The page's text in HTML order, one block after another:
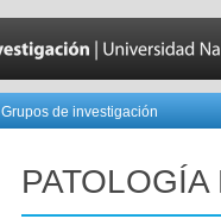
Grupos de investigación